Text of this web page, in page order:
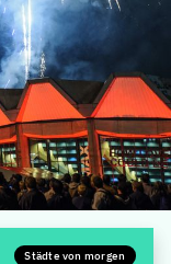
Städte von morgen